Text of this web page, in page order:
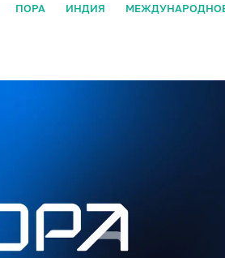
ПОРА ИНДИЯ